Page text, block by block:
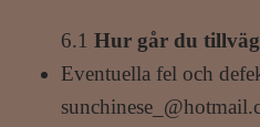
6.1 Hur går du
Eventuella fel och